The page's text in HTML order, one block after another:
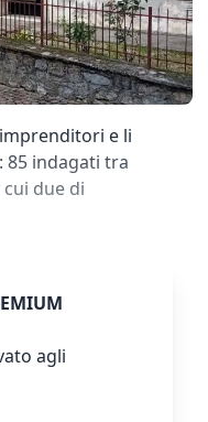
e li
85 indagati tra
due di
agli